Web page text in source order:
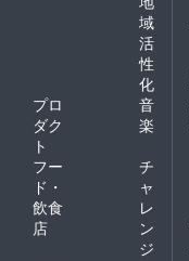
域
活
性
化
プロ
ダク
ト
音
楽
フー
ド・
飲食
店
チ
ャ
レ
ン
ジ